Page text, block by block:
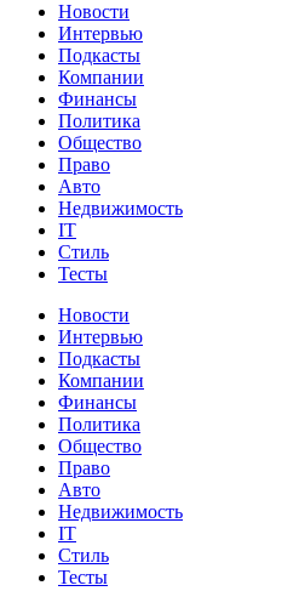
Новости
Интервью
Подкасты
Компании
Финансы
Политика
Общество
Право
Авто
Недвижимость
IT
Стиль
Тесты
Новости
Интервью
Подкасты
Компании
Финансы
Политика
Общество
Право
Авто
Недвижимость
IT
Стиль
Тесты